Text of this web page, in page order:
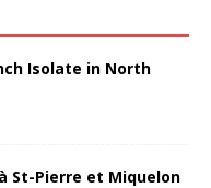
Isolate in North
St-Pierre et Miquelon